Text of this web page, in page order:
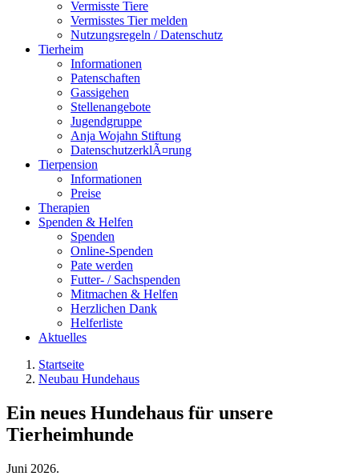
Vermisste Tiere
Vermisstes Tier melden
Nutzungsregeln / Datenschutz
Tierheim
Informationen
Patenschaften
Gassigehen
Stellenangebote
Jugendgruppe
Anja Wojahn Stiftung
DatenschutzerklÃ¤rung
Tierpension
Informationen
Preise
Therapien
Spenden & Helfen
Spenden
Online-Spenden
Pate werden
Futter- / Sachspenden
Mitmachen & Helfen
Herzlichen Dank
Helferliste
Aktuelles
Startseite
Neubau Hundehaus
Ein neues Hundehaus für unsere
Tierheimhunde
Juni 2026.